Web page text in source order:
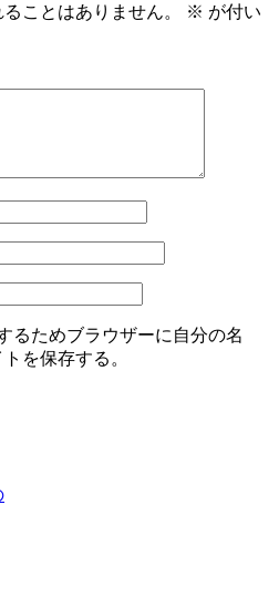
ことはありません。 ※ が付い
るためブラウザーに自分の名
を保存する。